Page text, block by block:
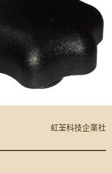
虹荃科技企業社
虹荃科技企業社